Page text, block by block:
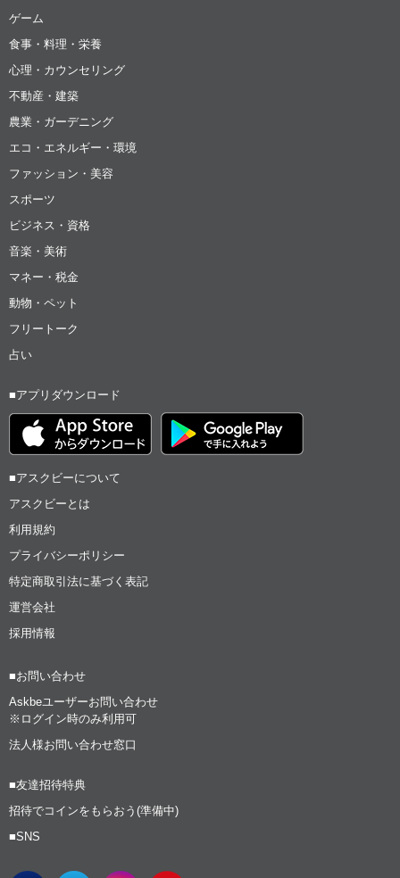
ゲーム
食事・料理・栄養
心理・カウンセリング
不動産・建築
農業・ガーデニング
エコ・エネルギー・環境
ファッション・美容
スポーツ
ビジネス・資格
音楽・美術
マネー・税金
動物・ペット
フリートーク
占い
■アプリダウンロード
■アスクビーについて
アスクビーとは
利用規約
プライバシーポリシー
特定商取引法に基づく表記
運営会社
採用情報
■お問い合わせ
Askbeユーザーお問い合わせ
※ログイン時のみ利用可
法人様お問い合わせ窓口
■友達招待特典
招待でコインをもらおう(準備中)
■SNS